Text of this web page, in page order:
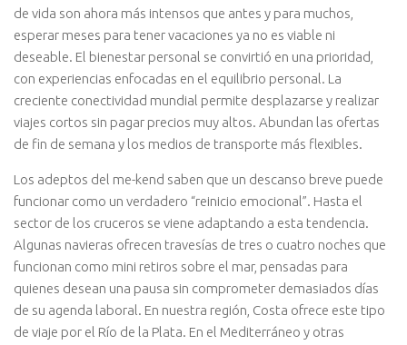
de vida son ahora más intensos que antes y para muchos,
esperar meses para tener vacaciones ya no es viable ni
deseable. El bienestar personal se convirtió en una prioridad,
con experiencias enfocadas en el equilibrio personal. La
creciente conectividad mundial permite desplazarse y realizar
viajes cortos sin pagar precios muy altos. Abundan las ofertas
de fin de semana y los medios de transporte más flexibles.
Los adeptos del me-kend saben que un descanso breve puede
funcionar como un verdadero “reinicio emocional”. Hasta el
sector de los cruceros se viene adaptando a esta tendencia.
Algunas navieras ofrecen travesías de tres o cuatro noches que
funcionan como mini retiros sobre el mar, pensadas para
quienes desean una pausa sin comprometer demasiados días
de su agenda laboral. En nuestra región, Costa ofrece este tipo
de viaje por el Río de la Plata. En el Mediterráneo y otras